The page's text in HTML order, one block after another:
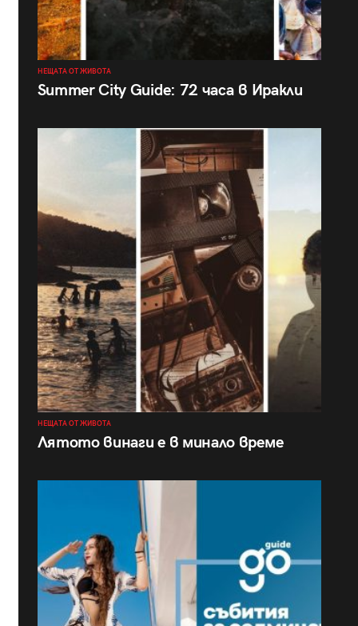
НЕЩАТА ОТ ЖИВОТА
Summer City Guide: 72 часа в Иракли
НЕЩАТА ОТ ЖИВОТА
Лятото винаги е в минало време